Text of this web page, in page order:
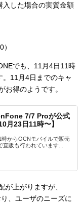
入した場合の実質金額
でも、11月4日11時
。11月4日までのキャ
お得のようです。
7/7 Proが公式
月23日11時〜】
からOCNモバイルで販売
販も行われています...
が上がりますが、
、ユーザのニーズに